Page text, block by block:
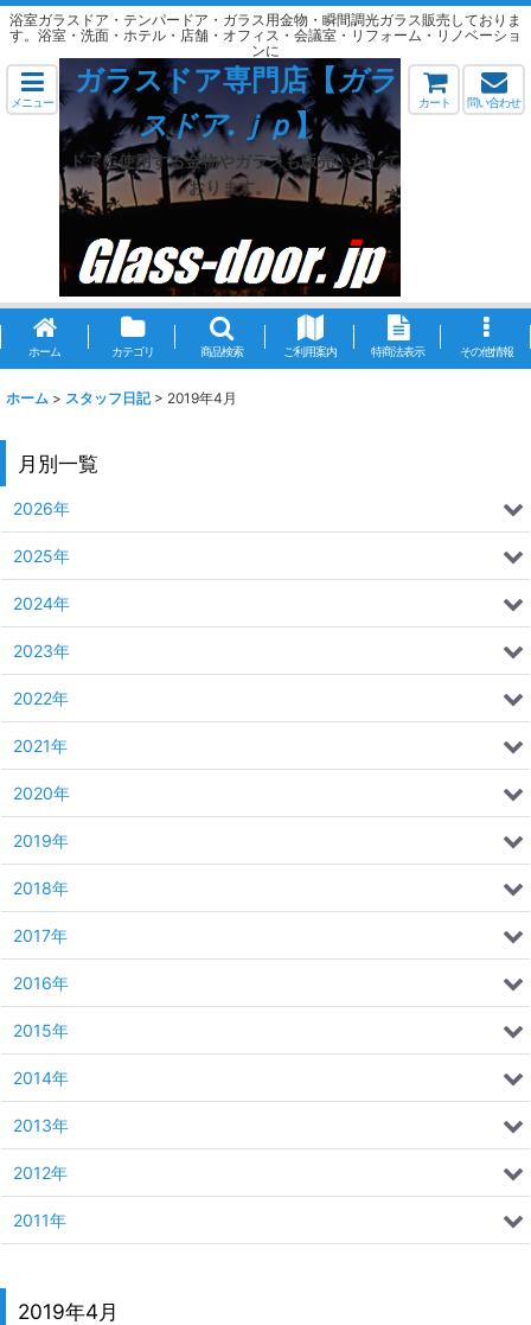
浴室ガラスドア・テンパードア・ガラス用金物・瞬間調光ガラス販売しておりま
す。浴室・洗面・ホテル・店舗・オフィス・会議室・リフォーム・リノベーショ
ンに
メニュー
ガラスドア専門店【ガラ
スドア.ｊｐ】
ドアに使用する金物やガラスも販売いたして
おります。
カート 問い合わせ
ホーム カテゴリ 商品検索 ご利用案内 特商法表示 その他情報
ホーム > スタッフ日記 > 2019年4月
2019年4月
月別一覧
2026年
2025年
2024年
2023年
2022年
2021年
2020年
2019年
2018年
2017年
2016年
2015年
2014年
2013年
2012年
2011年